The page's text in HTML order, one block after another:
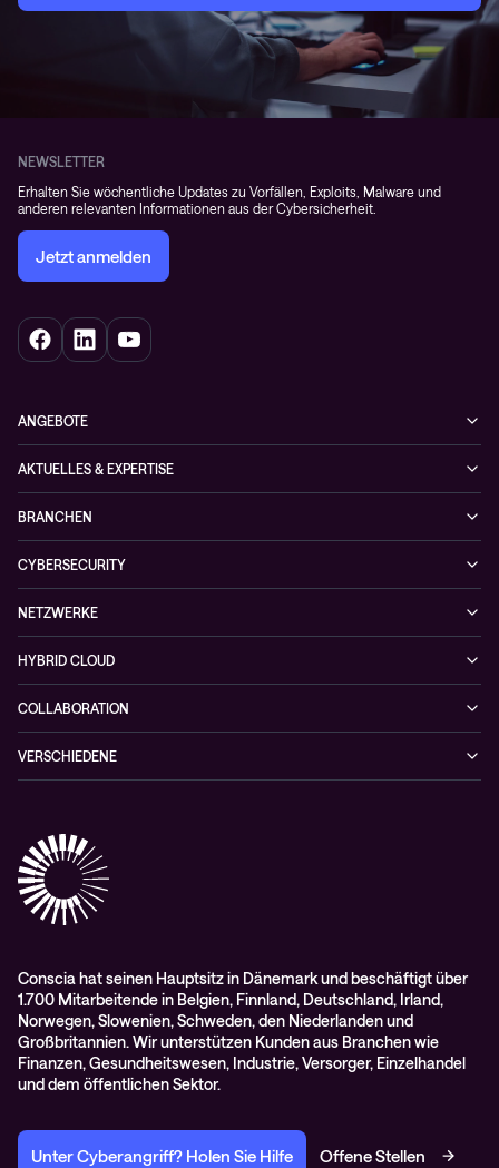
NEWSLETTER
Erhalten Sie wöchentliche Updates zu Vorfällen, Exploits, Malware und
anderen relevanten Informationen aus der Cybersicherheit.
Jetzt anmelden
ANGEBOTE
Netzwerke
Hybrid cloud
Observability
Projektanfragen
AKTUELLES & EXPERTISE
Cases
News
Podcast
Videos
Whitepaper
BRANCHEN
Finance
Healthcare
Public
CYBERSECURITY
Cybersecurity-Lösungen
NIS-2 Quick Check
Wie Sie kein zufälliges Opfer einer Cyberattacke werden
NETZWERKE
Netzwerklösungen
HYBRID CLOUD
COLLABORATION
Cisco Webex
VERSCHIEDENE
RMA-Antrag
AGB
Conscia hat seinen Hauptsitz in Dänemark und beschäftigt über
1.700 Mitarbeitende in Belgien, Finnland, Deutschland, Irland,
Norwegen, Slowenien, Schweden, den Niederlanden und
Großbritannien. Wir unterstützen Kunden aus Branchen wie
Finanzen, Gesundheitswesen, Industrie, Versorger, Einzelhandel
und dem öffentlichen Sektor.
Unter Cyberangriff? Holen Sie Hilfe Offene Stellen